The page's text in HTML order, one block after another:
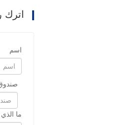
اترك
اسم
ما